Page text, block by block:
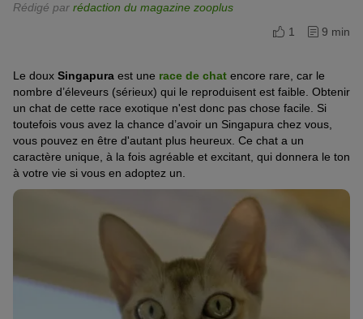
Rédigé par rédaction du magazine zooplus
1
9 min
Le doux Singapura est une race de chat encore rare, car le
nombre d’éleveurs (sérieux) qui le reproduisent est faible. Obtenir
un chat de cette race exotique n'est donc pas chose facile. Si
toutefois vous avez la chance d’avoir un Singapura chez vous,
vous pouvez en être d'autant plus heureux. Ce chat a un
caractère unique, à la fois agréable et excitant, qui donnera le ton
à votre vie si vous en adoptez un.